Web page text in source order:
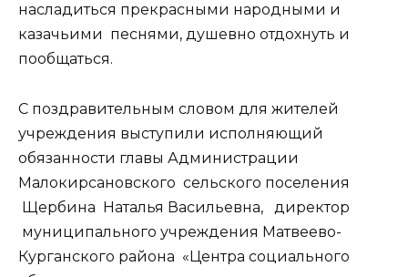
насладиться прекрасными народными и
казачьими песнями, душевно отдохнуть и
пообщаться.
С поздравительным словом для жителей
учреждения выступили исполняющий
обязанности главы Администрации
Малокирсановского сельского поселения
Щербина Наталья Васильевна, директор
муниципального учреждения Матвеево-
Курганского района «Центра социального